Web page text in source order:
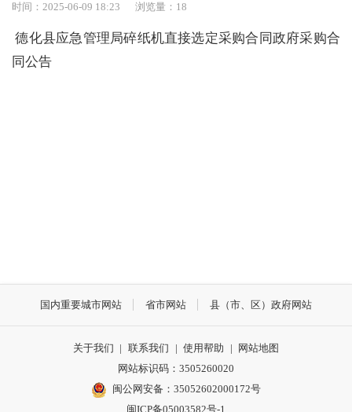
时间：2025-06-09 18:23 浏览量： 18
德化县应急管理局碎纸机直接选定采购合同政府采购合
同公告
国内重要城市网站 省市网站 县（市、区）政府网站
关于我们 | 联系我们 | 使用帮助 |
网站地图
网站标识码：3505260020
闽公网安备：35052602000172号
闽ICP备05003582号-1